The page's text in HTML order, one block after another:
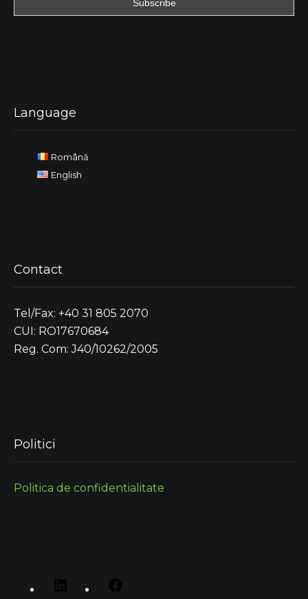
Language
Română
English
Contact
Tel/Fax: +40 31 805 2070
CUI: RO17670684
Reg. Com: J40/10262/2005
Politici
Politica de confidentialitate